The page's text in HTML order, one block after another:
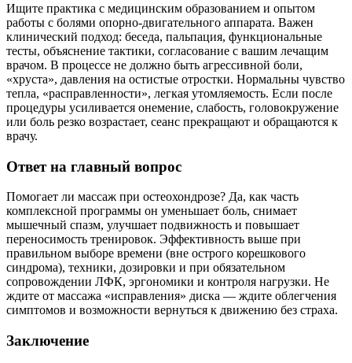
Ищите практика с медицинским образованием и опытом
работы с болями опорно-двигательного аппарата. Важен
клинический подход: беседа, пальпация, функциональные
тесты, объяснение тактики, согласование с вашим лечащим
врачом. В процессе не должно быть агрессивной боли,
«хруста», давления на остистые отростки. Нормальны чувство
тепла, «расправленности», легкая утомляемость. Если после
процедуры усиливается онемение, слабость, головокружение
или боль резко возрастает, сеанс прекращают и обращаются к
врачу.
Ответ на главный вопрос
Помогает ли массаж при остеохондрозе? Да, как часть
комплексной программы он уменьшает боль, снимает
мышечный спазм, улучшает подвижность и повышает
переносимость тренировок. Эффективность выше при
правильном выборе времени (вне острого корешкового
синдрома), техники, дозировки и при обязательном
сопровождении ЛФК, эргономики и контроля нагрузки. Не
ждите от массажа «исправления» диска — ждите облегчения
симптомов и возможности вернуться к движению без страха.
Заключение